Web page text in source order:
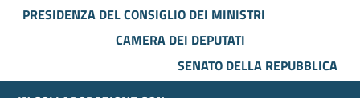
PRESIDENZA DEL CONSIGLIO DEI MINISTRI
CAMERA DEI DEPUTATI
SENATO DELLA REPUBBLICA